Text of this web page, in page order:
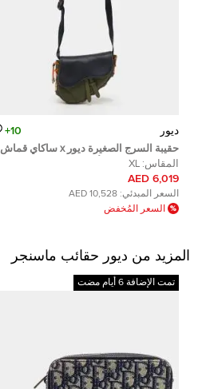
ديور 10+
حقيبة السرج الصغيرة ديور x ساكاي قماش
تقني وجلد متعدد الألوان
المقاس: XL
6,019 AED
السعر المبدئي: 10,528 AED
السعر المُخفض
المزيد من ديور حقائب ماسنجر
تمت الإضافة 6 أيام مضت